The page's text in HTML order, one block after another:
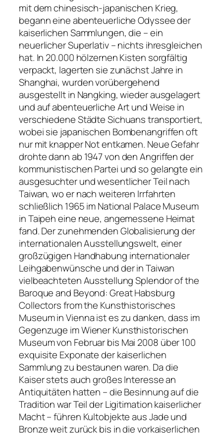
mit dem chinesisch-japanischen Krieg,
begann eine abenteuerliche Odyssee der
kaiserlichen Sammlungen, die – ein
neuerlicher Superlativ – nichts ihresgleichen
hat. In 20.000 hölzernen Kisten sorgfältig
verpackt, lagerten sie zunächst Jahre in
Shanghai, wurden vorübergehend
ausgestellt in Nangking, wieder ausgelagert
und auf abenteuerliche Art und Weise in
verschiedene Städte Sichuans transportiert,
wobei sie japanischen Bombenangriffen oft
nur mit knapper Not entkamen. Neue Gefahr
drohte dann ab 1947 von den Angriffen der
kommunistischen Partei und so gelangte ein
ausgesuchter und wesentlicher Teil nach
Taiwan, wo er nach weiteren Irrfahrten
schließlich 1965 im National Palace Museum
in Taipeh eine neue, angemessene Heimat
fand. Der zunehmenden Globalisierung der
internationalen Ausstellungswelt, einer
großzügigen Handhabung internationaler
Leihgabenwünsche und der in Taiwan
vielbeachteten Ausstellung Splendor of the
Baroque and Beyond: Great Habsburg
Collectors from the Kunsthistorisches
Museum in Vienna ist es zu danken, dass im
Gegenzuge im Wiener Kunsthistorischen
Museum von Februar bis Mai 2008 über 100
exquisite Exponate der kaiserlichen
Sammlung zu bestaunen waren. Da die
Kaiser stets auch großes Interesse an
Antiquitäten hatten – die Besinnung auf die
Tradition war Teil der Ligitimation kaiserlicher
Macht – führen Kultobjekte aus Jade und
Bronze weit zurück bis in die vorkaiserlichen